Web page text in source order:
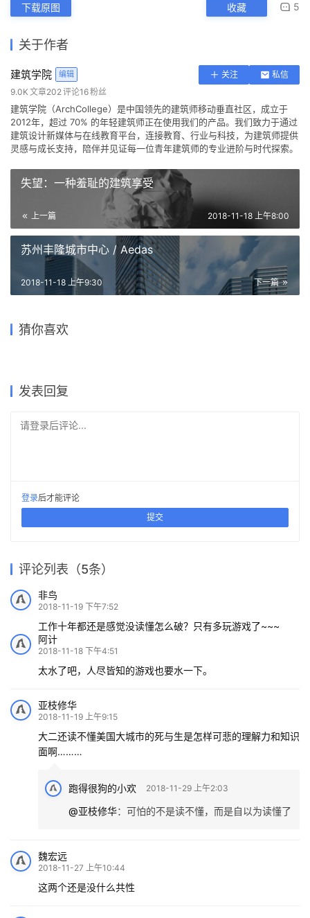
下载原图 收藏 5
关于作者
建筑学院 编辑 关注
私信
9.0K 文章202评论16粉丝
建筑学院（ArchCollege）是中国领先的建筑师移动垂直社区，成立于
2012年，超过 70% 的年轻建筑师正在使用我们的产品。我们致力于通过
建筑设计新媒体与在线教育平台，连接教育、行业与科技，为建筑师提供
灵感与成长支持，陪伴并见证每一位青年建筑师的专业进阶与时代探索。
失望：一种羞耻的建筑享受
上一篇 2018-11-18 上午8:00
苏州丰隆城市中心 / Aedas
下一篇
2018-11-18 上午9:30
猜你喜欢
学中心
火人节“宣泄/淨化”分形画廊 /
发表回复
请登录后评论...
登录后才能评论
提交
评论列表（5条）
非鸟
2018-11-19 下午7:52
工作十年都还是感觉没读懂怎么破？只有多玩游戏了~~~
阿计
2018-11-18 下午4:51
太水了吧，人尽皆知的游戏也要水一下。
亚枝修华
2018-11-19 上午9:15
大二还读不懂美国大城市的死与生是怎样可悲的理解力和知识
面啊………
跑得很狗的小欢 2018-11-29 上午2:03
@亚枝修华： 可怕的不是读不懂，而是自以为读懂了
魏宏远
2018-11-27 上午10:44
这两个还是没什么共性